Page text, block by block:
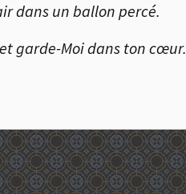
dans un ballon percé.
garde-Moi dans ton cœur.